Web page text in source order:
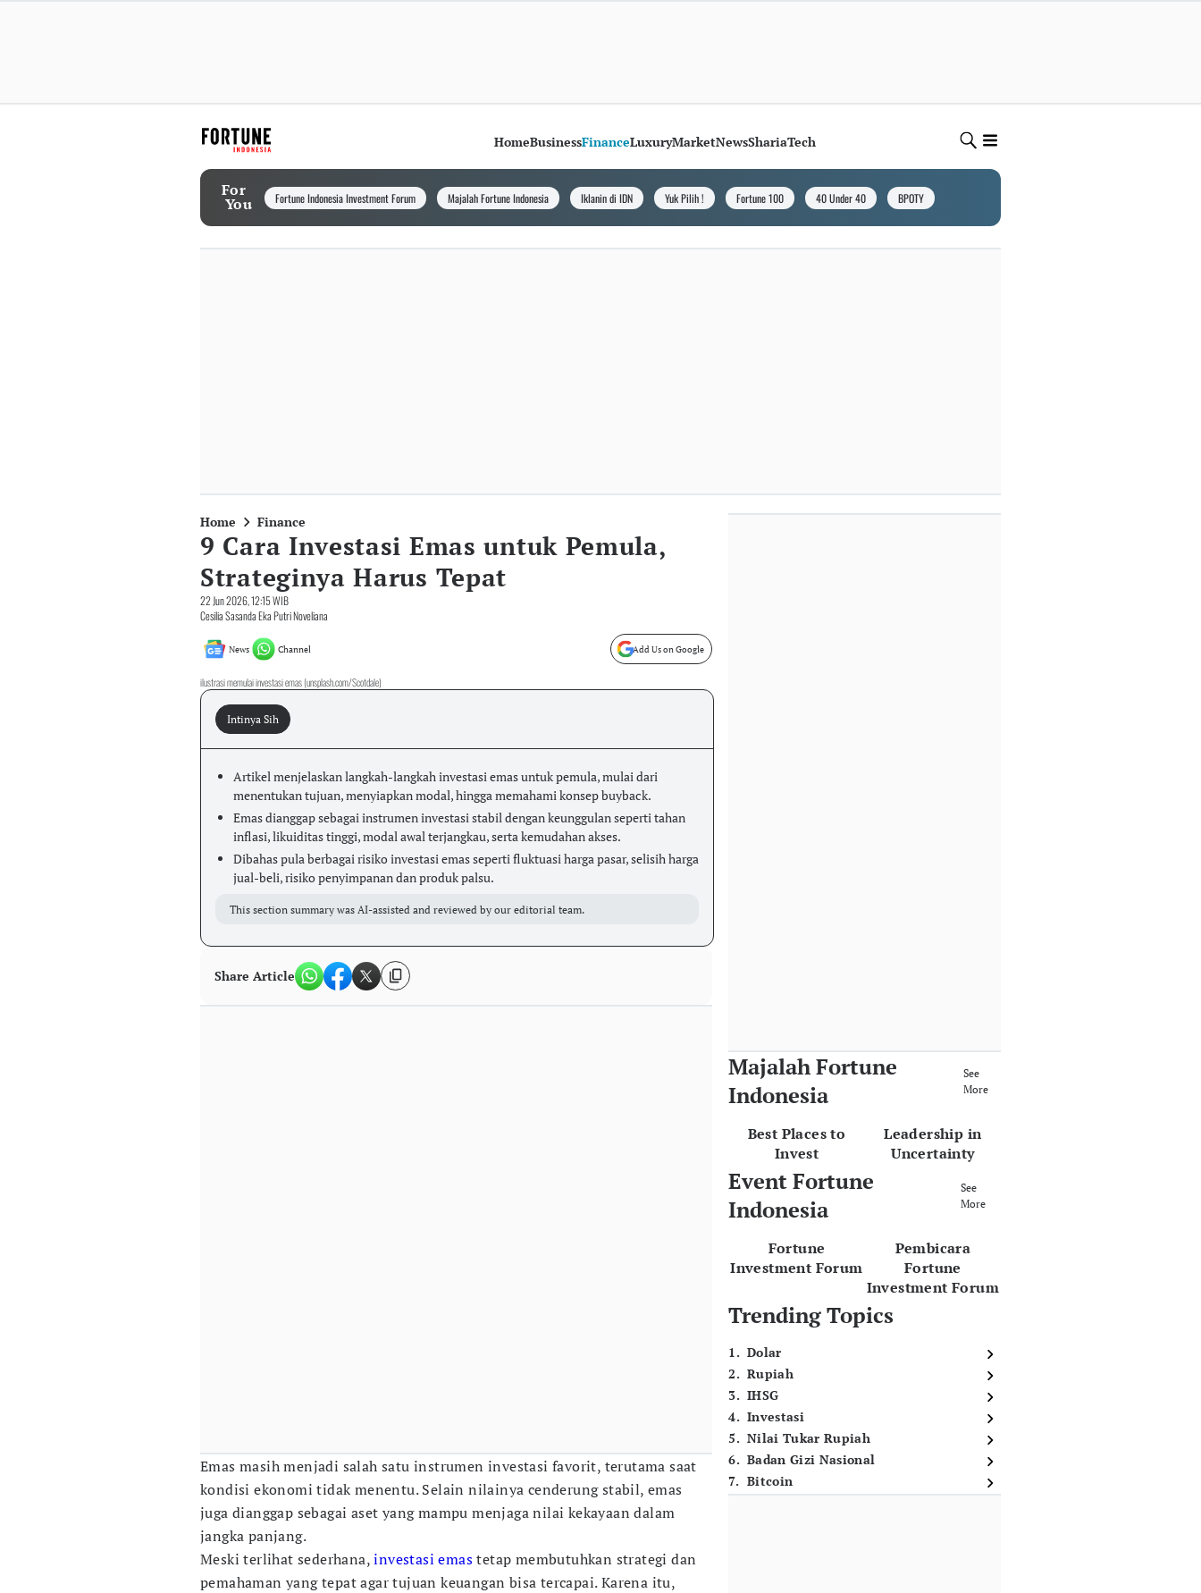
HomeBusinessFinanceLuxuryMarketNewsShariaTech
For
You Fortune Indonesia Investment Forum Majalah Fortune Indonesia Iklanin di IDN Yuk Pilih ! Fortune 100 40 Under 40 BPOTY
Home Finance
9 Cara Investasi Emas untuk Pemula,
Strateginya Harus Tepat
22 Jun 2026, 12:15 WIB
Cesilia Sasanda Eka Putri Noveliana
News Channel Add Us on Google
ilustrasi memulai investasi emas (unsplash.com/Scotdale)
Intinya Sih
Artikel menjelaskan langkah-langkah investasi emas untuk pemula, mulai dari
menentukan tujuan, menyiapkan modal, hingga memahami konsep buyback.
Emas dianggap sebagai instrumen investasi stabil dengan keunggulan seperti tahan
inflasi, likuiditas tinggi, modal awal terjangkau, serta kemudahan akses.
Dibahas pula berbagai risiko investasi emas seperti fluktuasi harga pasar, selisih harga
jual-beli, risiko penyimpanan dan produk palsu.
This section summary was AI-assisted and reviewed by our editorial team.
Share Article
Emas masih menjadi salah satu instrumen investasi favorit, terutama saat
kondisi ekonomi tidak menentu. Selain nilainya cenderung stabil, emas
juga dianggap sebagai aset yang mampu menjaga nilai kekayaan dalam
jangka panjang.
Meski terlihat sederhana,investasi emastetap membutuhkan strategi dan
pemahaman yang tepat agar tujuan keuangan bisa tercapai. Karena itu,
Majalah Fortune
Indonesia
See
More
Best Places to
Invest
Leadership in
Uncertainty
Event Fortune
Indonesia
See
More
Fortune
Investment Forum
Pembicara
Fortune
Investment Forum
Trending Topics
1. Dolar
2. Rupiah
3. IHSG
4. Investasi
5. Nilai Tukar Rupiah
6. Badan Gizi Nasional
7. Bitcoin